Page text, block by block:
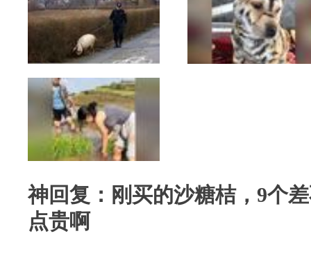
神回复：刚买的沙糖桔，9个
点贵啊